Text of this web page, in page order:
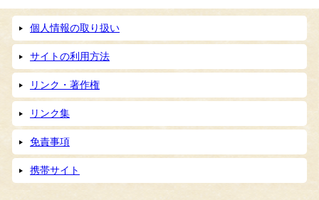
個人情報の取り扱い
サイトの利用方法
リンク・著作権
リンク集
免責事項
携帯サイト